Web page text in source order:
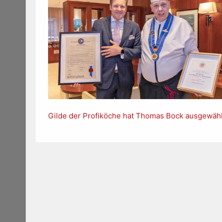
Gilde der Profiköche hat Thomas Bock